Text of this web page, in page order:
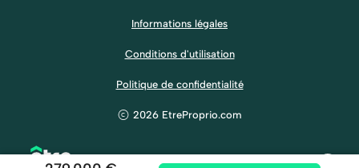
Informations légales
Conditions d'utilisation
Politique de confidentialité
2026 EtreProprio.com